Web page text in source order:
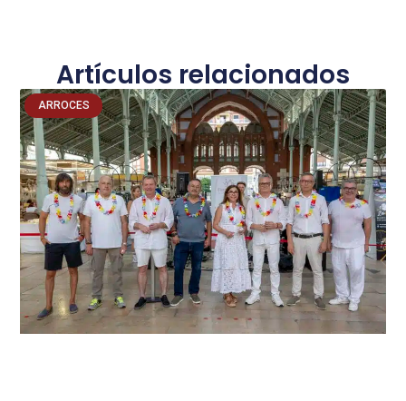
Artículos relacionados
ARROCES